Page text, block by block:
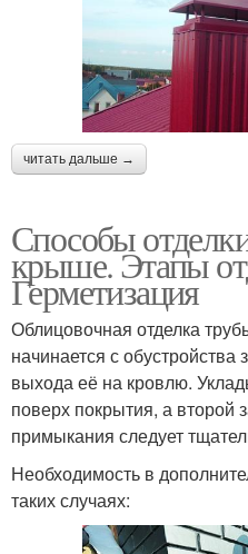
читать дальше →
Способы
крыше. Этапы
Герметизация
Облицовочная отделка
начинается с
выхода её на кровлю.
поверх покрытия, а второй
примыкания следует
Необходимость в
таких случаях: